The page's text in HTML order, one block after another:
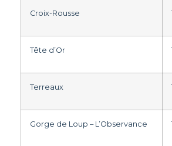
Croix-Rousse
Tête d’Or
Terreaux
Gorge de Loup – L’Observance